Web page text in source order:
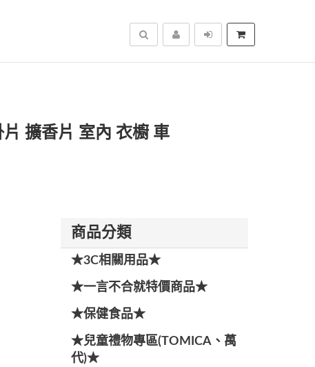
搜尋
擴香片 室內 衣櫥 車
商品分類
★3C相關用品★
★一言不合就特價商品★
★保健食品★
★兒童禮物專區(TOMICA、萬
代)★